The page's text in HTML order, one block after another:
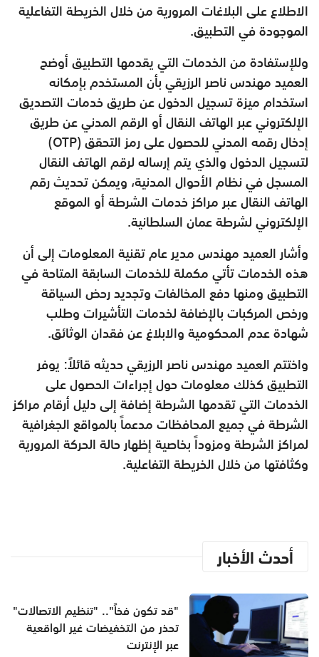
الاطلاع على البلاغات المرورية من خلال الخريطة التفاعلية
الموجودة في التطبيق.
وللإستفادة من الخدمات التي يقدمها التطبيق أوضح
العميد مهندس ناصر الرزيقي بأن المستخدم بإمكانه
استخدام ميزة تسجيل الدخول عن طريق خدمات التصديق
الإلكتروني عبر الهاتف النقال أو الرقم المدني عن طريق
إدخال رقمه المدني للحصول على رمز التحقق (OTP)
لتسجيل الدخول والذي يتم إرساله لرقم الهاتف النقال
المسجل في نظام الأحوال المدنية، ويمكن تحديث رقم
الهاتف النقال عبر مراكز خدمات الشرطة أو الموقع
الإلكتروني لشرطة عمان السلطانية.
وأشار العميد مهندس مدير عام تقنية المعلومات إلى أن
هذه الخدمات تأتي مكملة للخدمات السابقة المتاحة في
التطبيق ومنها دفع المخالفات وتجديد رحض السياقة
ورخص المركبات بالإضافة لخدمات التأشيرات وطلب
شهادة عدم المحكومية والابلاغ عن فقدان الوثائق.
واختتم العميد مهندس ناصر الرزيقي حديثه قائلاً: يوفر
التطبيق كذلك معلومات حول إجراءات الحصول على
الخدمات التي تقدمها الشرطة إضافة إلى دليل أرقام مراكز
الشرطة في جميع المحافظات مدعماً بالمواقع الجغرافية
لمراكز الشرطة ومزوداً بخاصية إظهار حالة الحركة المرورية
وكثافتها من خلال الخريطة التفاعلية.
أحدث الأخبار
"قد تكون فخاً".. "تنظيم الاتصالات"
تحذر من التخفيضات غير الواقعية
عبر الإنترنت